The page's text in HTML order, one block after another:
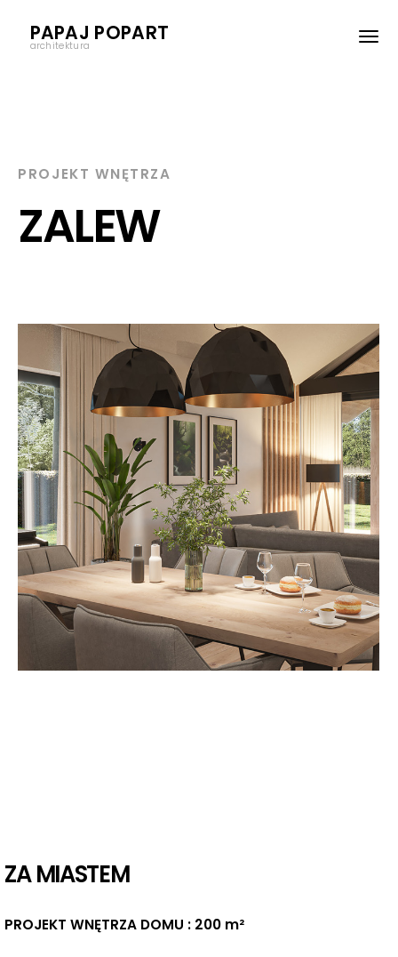
PAPAJ POPART
architektura
PROJEKT WNĘTRZA
ZALEW
ZA MIASTEM
PROJEKT WNĘTRZA DOMU : 200 m²